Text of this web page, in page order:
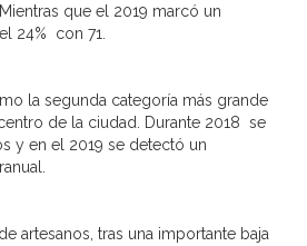
que el 2019 marcó un
24% con 71.
la segunda categoría más grande
de la ciudad. Durante 2018 se
y en el 2019 se detectó un
artesanos, tras una importante baja